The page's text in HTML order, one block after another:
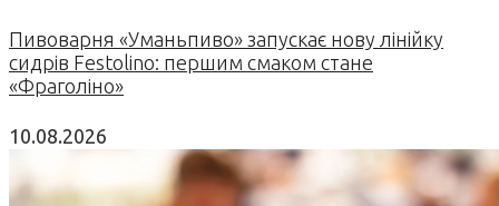
Пивоварня «Уманьпиво» запускає нову лінійку
сидрів Festolino: першим смаком стане
«Фраголіно»
10.08.2026